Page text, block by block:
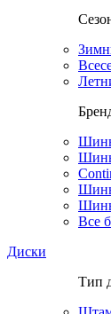
Все
Диски
Тип